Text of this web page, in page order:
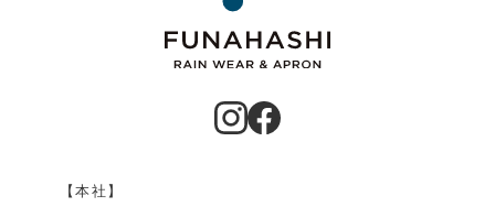
【本社】